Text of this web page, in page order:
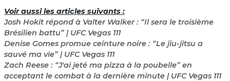
Voir aussi les articles suivants :
Josh Hokit répond à Valter Walker : “Il sera le troisième
Brésilien battu” | UFC Vegas 111
Denise Gomes promue ceinture noire : “Le jiu-jitsu a
sauvé ma vie” | UFC Vegas 111
Zach Reese : “J'ai jeté ma pizza à la poubelle” en
acceptant le combat à la dernière minute | UFC Vegas 111